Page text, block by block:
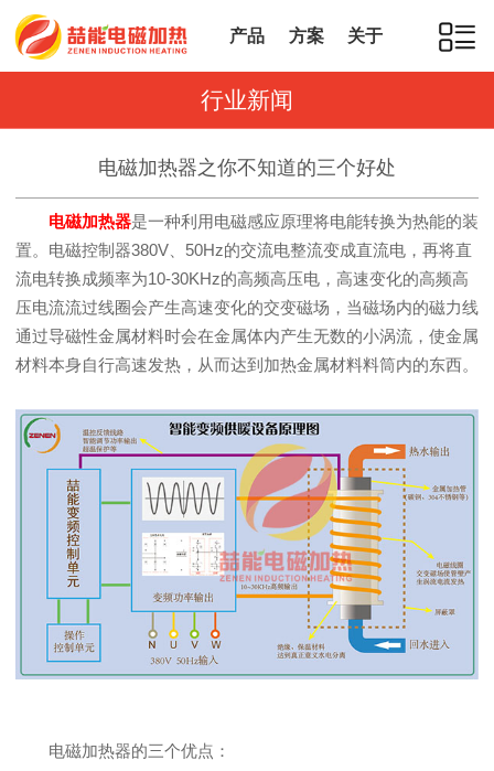
产品 方案 关于
行业新闻
电磁加热器之你不知道的三个好处
电磁加热器是一种利用电磁感应原理将电能转换为热能的装
置。电磁控制器380V、50Hz的交流电整流变成直流电，再将直
流电转换成频率为10-30KHz的高频高压电，高速变化的高频高
压电流流过线圈会产生高速变化的交变磁场，当磁场内的磁力线
通过导磁性金属材料时会在金属体内产生无数的小涡流，使金属
材料本身自行高速发热，从而达到加热金属材料料筒内的东西。
电磁加热器的三个优点：